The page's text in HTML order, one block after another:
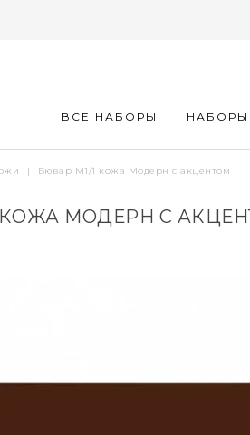
ВСЕ НАБОРЫ НАБОРЫ
| Бювар М1/1 кожа Модерн с акцентом
МОДЕРН С